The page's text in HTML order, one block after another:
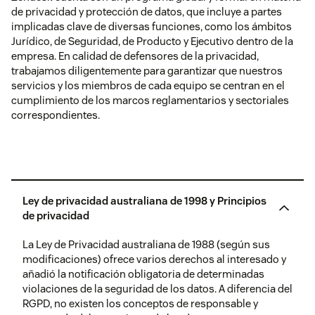
Certificados
de cifrado
alojado para
centro de
ayuda (TLS)
Zendesk proporciona cifrado
TLS gratuito para centros de
ayuda Guide asignados al host.
Zendesk utiliza Let’s Encrypt
para solicitar certificados y
También puedes subir tu propio
certificados de cifrado para un
centro de ayuda Guide, consulta
Configuración de un
certificado de cifrado TLS
alojado.
antecedentes incluyen
verificaciones de carácter
penal, formativo y laboral.
Los equipos de limpieza
también están incluidos.
Acuerdos de
de privacidad y protección de datos, que incluye a partes
implicadas clave de diversas funciones, como los ámbitos
Jurídico, de Seguridad, de Producto y Ejecutivo dentro de la
empresa. En calidad de defensores de la privacidad,
trabajamos diligentemente para garantizar que nuestros
servicios y los miembros de cada equipo se centran en el
cumplimiento de los marcos reglamentarios y sectoriales
correspondientes.
Ley de privacidad australiana de 1998 y Principios
de privacidad
La Ley de Privacidad australiana de 1988 (según sus
modificaciones) ofrece varios derechos al interesado y
añadió la notificación obligatoria de determinadas
violaciones de la seguridad de los datos. A diferencia del
RGPD, no existen los conceptos de responsable y